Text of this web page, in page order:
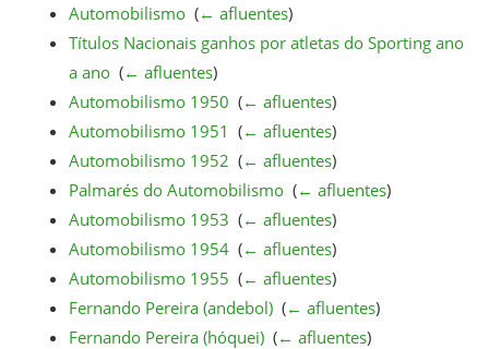
Automobilismo‎ (← afluentes)
Títulos Nacionais ganhos por atletas do Sporting ano
a ano‎ (← afluentes)
Automobilismo 1950 (← afluentes)
Automobilismo 1951 (← afluentes)
Automobilismo 1952 (← afluentes)
Palmarés do Automobilismo‎ (← afluentes)
Automobilismo 1953 (← afluentes)
Automobilismo 1954‎ (← afluentes)
Automobilismo 1955 (← afluentes)
Fernando Pereira (andebol)‎ (← afluentes)
Fernando Pereira (hóquei)‎ (← afluentes)